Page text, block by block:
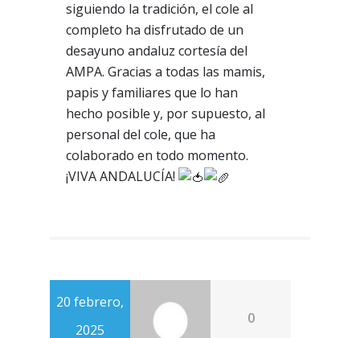
siguiendo la tradición, el cole al
completo ha disfrutado de un
desayuno andaluz cortesía del
AMPA. Gracias a todas las mamis,
papis y familiares que lo han
hecho posible y, por supuesto, al
personal del cole, que ha
colaborado en todo momento.
¡VIVA ANDALUCÍA!
20 febrero,
2025
0